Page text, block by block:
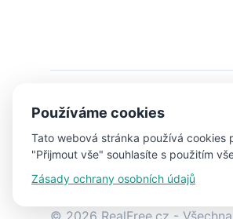
ProŽeny.cz
© 2026 RealFree.cz -
Používáme cookies
Tato webová stránka používá cookies
"Přijmout vše" souhlasíte s použitím
Zásady ochrany osobních údajů